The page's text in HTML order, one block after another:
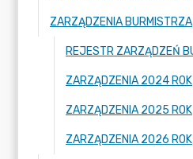
ZARZĄDZENIA BURMISTRZA
ZARZĄDZENIA 2024 ROK
ZARZĄDZENIA 2025 ROK
ZARZĄDZENIA 2026 ROK